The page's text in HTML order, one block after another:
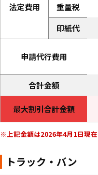
法定費用 重量税
印紙代
申請代行費用
合計金額
最大割引合計金額
上記金額は2026年4月1日現在
トラック・バン